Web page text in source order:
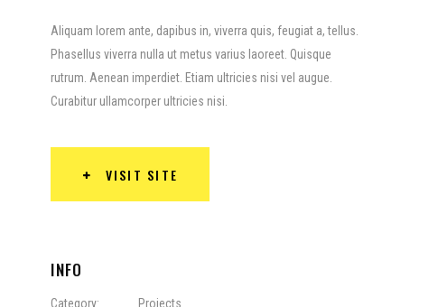
Aliquam lorem ante, dapibus in, viverra quis, feugiat a, tellus.
Phasellus viverra nulla ut metus varius laoreet. Quisque
rutrum. Aenean imperdiet. Etiam ultricies nisi vel augue.
Curabitur ullamcorper ultricies nisi.
VISIT SITE
INFO
Category:
Projects